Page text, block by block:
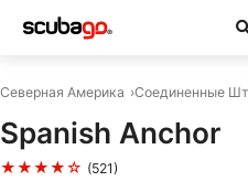
Северная Америка Соединенные
Spanish Anchor
★★★★☆ (521)